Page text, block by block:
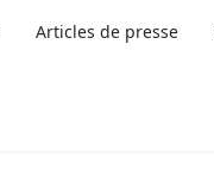
Articles de presse